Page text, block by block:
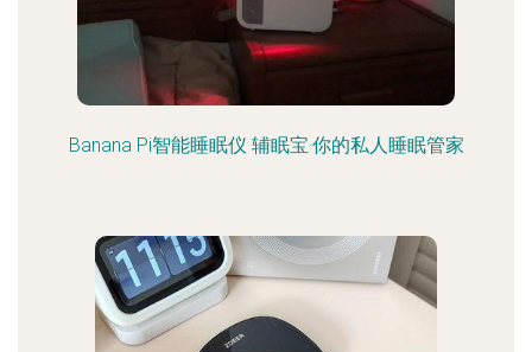
Banana Pi智能睡眠仪 辅眠宝·你的私人睡眠管家